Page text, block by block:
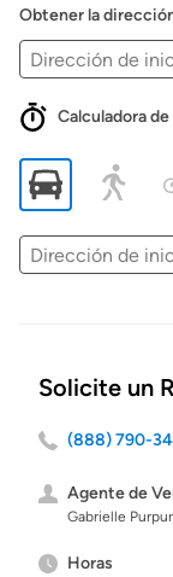
Obtener la
Calculadora
Dirección
de
Calcular
Solicite un
(888) 790-
Agente de
Gabrielle
Horas